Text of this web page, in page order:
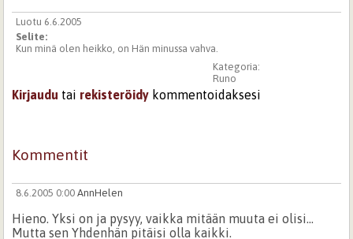
Luotu 6.6.2005
Selite:
Kun minä olen heikko, on Hän minussa vahva.
Kategoria:
Runo
Kirjaudu tai rekisteröidy kommentoidaksesi
Kommentit
8.6.2005 0:00 AnnHelen
Hieno. Yksi on ja pysyy, vaikka mitään muuta ei olisi...
Mutta sen Yhdenhän pitäisi olla kaikki.